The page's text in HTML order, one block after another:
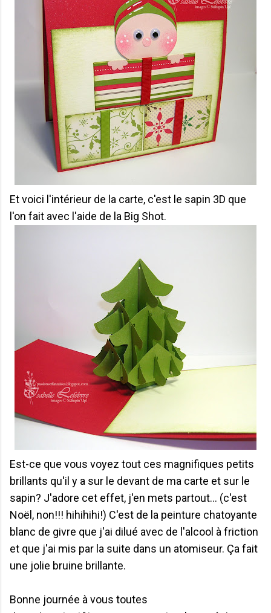
Et voici l'intérieur de la carte, c'est le sapin 3D que
l'on fait avec l'aide de la Big Shot.
Est-ce que vous voyez tout ces magnifiques petits
brillants qu'il y a sur le devant de ma carte et sur le
sapin? J'adore cet effet, j'en mets partout... (c'est
Noël, non!!! hihihihi!) C'est de la peinture chatoyante
blanc de givre que j'ai dilué avec de l'alcool à friction
et que j'ai mis par la suite dans un atomiseur. Ça fait
une jolie bruine brillante.
Bonne journée à vous toutes